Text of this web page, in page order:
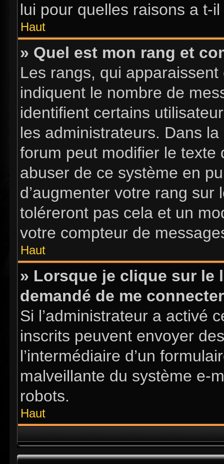
lui pour quelles raisons a t-
Haut
» Quel est mon rang et
Les rangs, qui
indiquent le nombre de
identifient certains
les administrateurs. Dans
forum peut modifier le
abuser de ce système en
d’augmenter votre rang
toléreront pas cela et un
votre compteur de
Haut
» Lorsque je clique sur le
demandé de me
Si l’administrateur a activé
inscrits peuvent envoyer
l’intermédiaire d’un
malveillante du système e-
robots.
Haut